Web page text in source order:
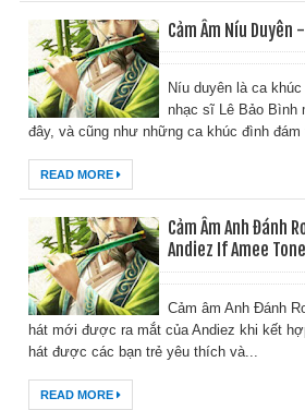
Cảm Âm Níu Duyên
Níu duyên là ca
nhạc sĩ Lê Bảo Bình
đây, và cũng như những ca khúc đình
READ MORE
Cảm Âm Anh Đánh
Andiez If Amee
Cảm âm Anh Đánh
hát mới được ra mắt của Andiez khi kết
hát được các bạn trẻ yêu thích và...
READ MORE